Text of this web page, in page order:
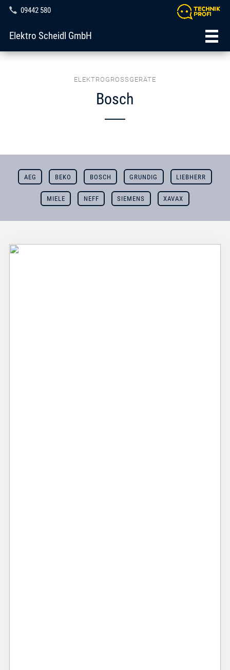
09442 580
Elektro Scheidl GmbH
ELEKTROGROSSGERÄTE
Bosch
AEG BEKO BOSCH GRUNDIG LIEBHERR
MIELE NEFF SIEMENS XAVAX